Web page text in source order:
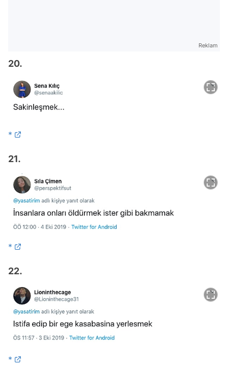
Reklam
20.
*
21.
*
22.
*